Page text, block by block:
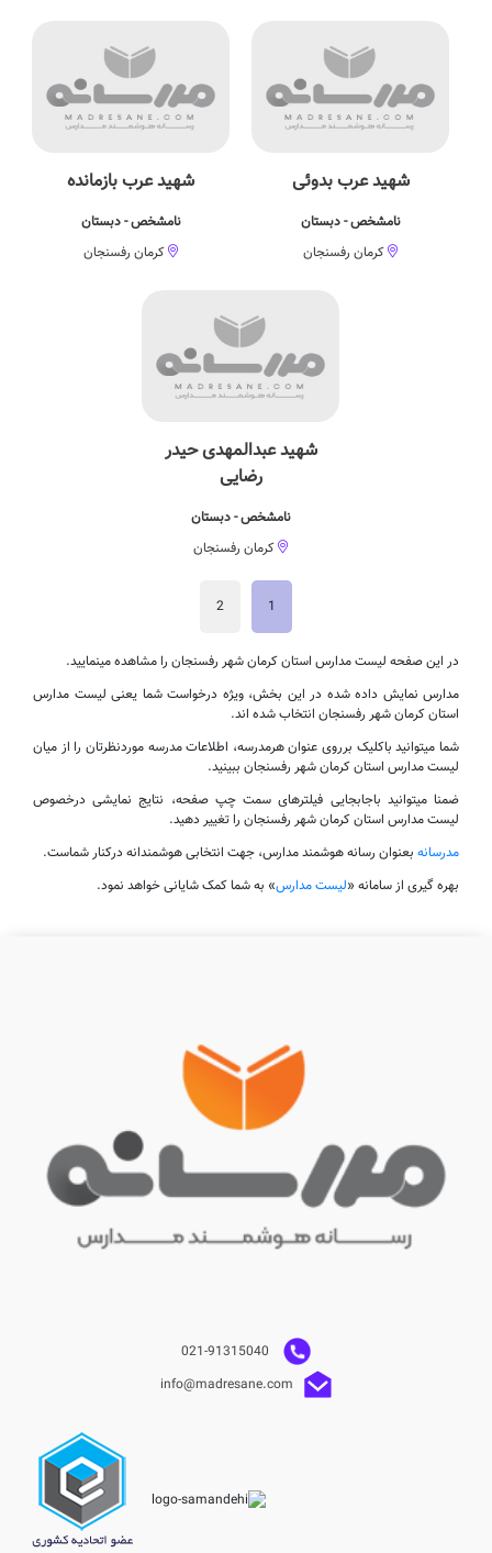
شهید عرب بدوئی
نامشخص - دبستان
کرمان رفسنجان
شهید عرب بازمانده
نامشخص - دبستان
کرمان رفسنجان
شهید عبدالمهدی حیدر
رضایی
نامشخص - دبستان
کرمان رفسنجان
1
2
در این صفحه لیست مدارس استان کرمان شهر رفسنجان را مشاهده مینمایید.
مدارس نمایش داده شده در این بخش، ویژه درخواست شما یعنی لیست مدارس
استان کرمان شهر رفسنجان انتخاب شده اند.
شما میتوانید باکلیک برروی عنوان هرمدرسه، اطلاعات مدرسه موردنظرتان را از میان
لیست مدارس استان کرمان شهر رفسنجان ببینید.
ضمنا میتوانید باجابجایی فیلترهای سمت چپ صفحه، نتایج نمایشی درخصوص
لیست مدارس استان کرمان شهر رفسنجان را تغییر دهید.
مدرسانه بعنوان رسانه هوشمند مدارس، جهت انتخابی هوشمندانه درکنار شماست.
بهره گیری از سامانه «لیست مدارس» به شما کمک شایانی خواهد نمود.
info@madresane.com